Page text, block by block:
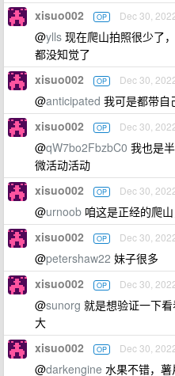
xisuo002 OP Dec 30,
@ylls 现在爬山拍照很少了
都没知觉了
xisuo002 OP Dec 30,
@anticipated 我可是都带自
xisuo002 OP Dec 30,
@qW7bo2FbzbC0 我也是
微活动活动
xisuo002 OP Dec 30,
@urnoob 咱这是正经的爬
xisuo002 OP Dec 30,
@petershaw22 妹子很多
xisuo002 OP Dec 30,
@sunorg 就是想验证一下
大
xisuo002 OP Dec 30,
@darkengine 水果不错，